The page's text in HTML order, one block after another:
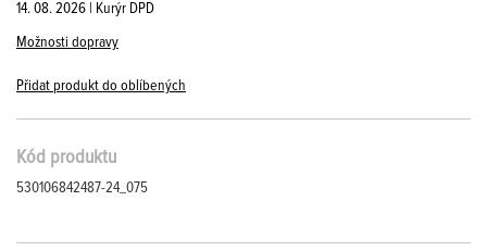
14. 08. 2026 | Kurýr DPD
Možnosti dopravy
Přidat produkt do oblíbených
Kód produktu
530106842487-24_075